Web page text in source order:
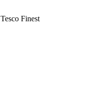
Tesco Finest